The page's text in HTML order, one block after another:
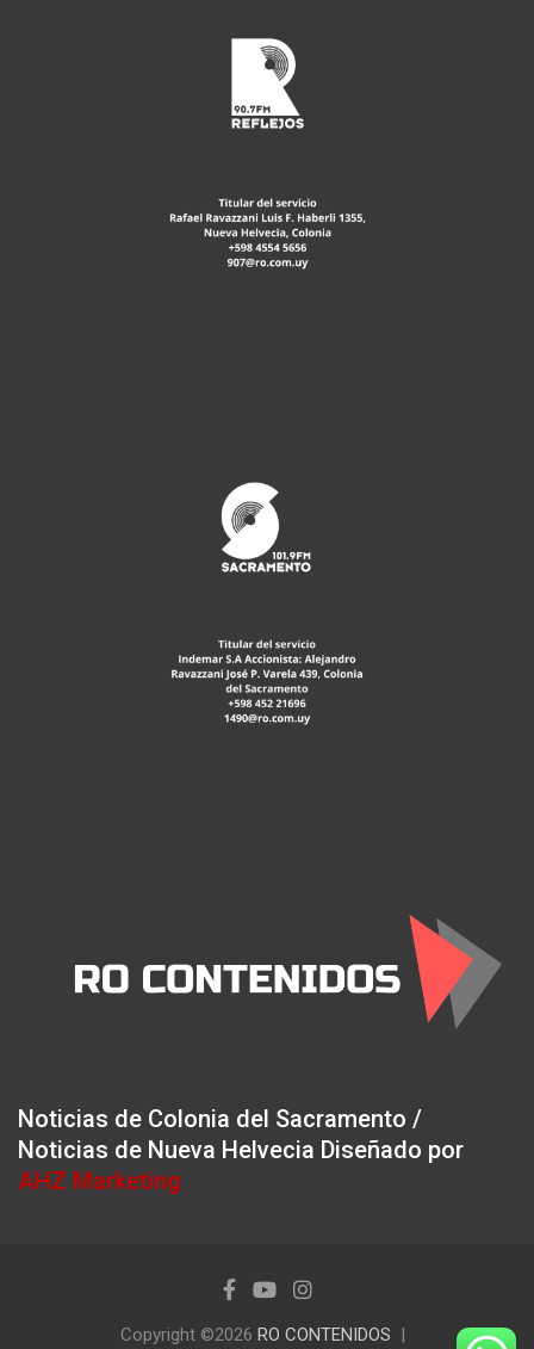
Noticias de Colonia del Sacramento /
Noticias de Nueva Helvecia Diseñado por
AHZ Marketing
Copyright ©2026 RO CONTENIDOS